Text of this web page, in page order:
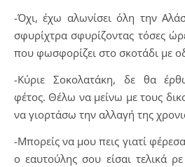
-Όχι, έχω αλωνίσει όλη την
σφυρίχτρα σφυρίζοντας τόσες
που φωσφορίζει στο σκοτάδι με
-Κύριε Σοκολατάκη, δε θα
φέτος. Θέλω να μείνω με τους
να γιορτάσω την αλλαγή της
-Μπορείς να μου πεις γιατί
ο εαυτούλης σου είσαι τελικά